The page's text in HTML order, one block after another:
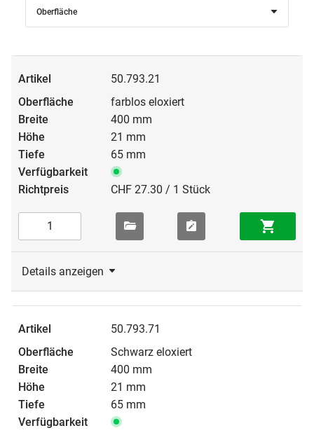
Oberfläche
50.793.21
farblos eloxiert
400 mm
21 mm
65 mm
CHF 27.30 / 1 Stück
Details anzeigen
50.793.71
Schwarz eloxiert
400 mm
21 mm
65 mm